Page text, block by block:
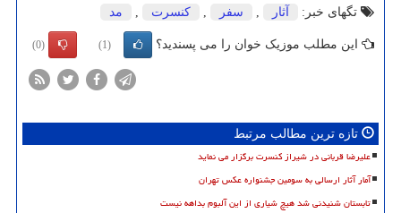
تگهای خبر:
آثار سفر كنسرت مد
این مطلب موزیک خوان را می پسندید؟ (1)
(0)
تازه ترین مطالب مرتبط
علیرضا قربانی در شیراز کنسرت برگزار می نماید
آمار آثار ارسالی به سومین جشنواره عکس تهران
تابستان شنیدنی شد هیچ شیاری از این آلبوم بداهه نیست